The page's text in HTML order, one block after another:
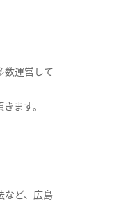
数運営して
ます。
など、広島